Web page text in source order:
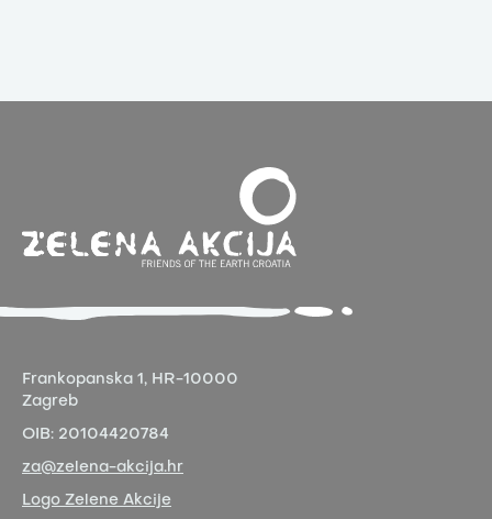
Frankopanska 1, HR-10000
Zagreb
OIB: 20104420784
za@zelena-akcija.hr
Logo Zelene Akcije